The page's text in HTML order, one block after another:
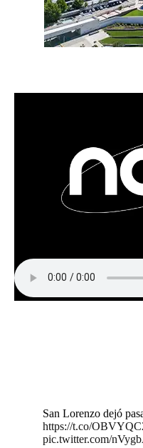
San Lorenzo dejó
https://t.co/
pic.twitter.com/